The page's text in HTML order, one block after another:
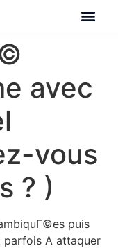
avec
vous
? )
puis
parfois A attaquer